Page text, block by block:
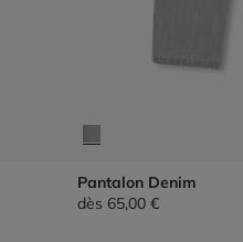
Pantalon Denim
dès 65,00 €